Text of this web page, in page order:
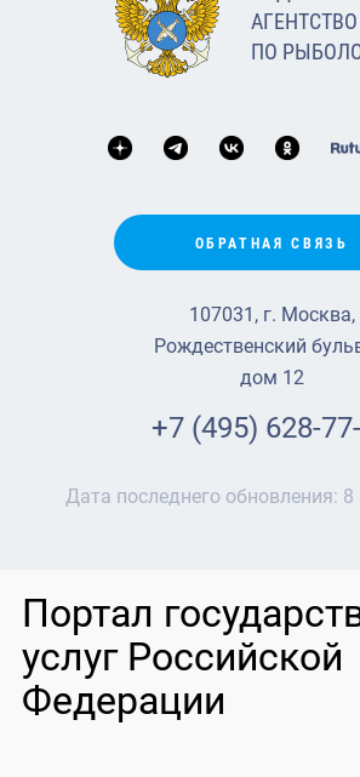
АГЕНТСТВО
ПО
ОБРАТНАЯ СВЯЗЬ
107031, г. Москва,
Рождественский
дом 12
+7 (495) 628-
Дата последнего обновления: 8
Портал
услуг Российской
Федерации